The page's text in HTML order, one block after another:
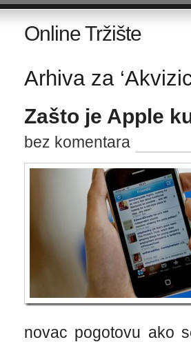
Online Tržište
Arhiva za
Zašto je Apple
bez komentara
novac pogotovu ako